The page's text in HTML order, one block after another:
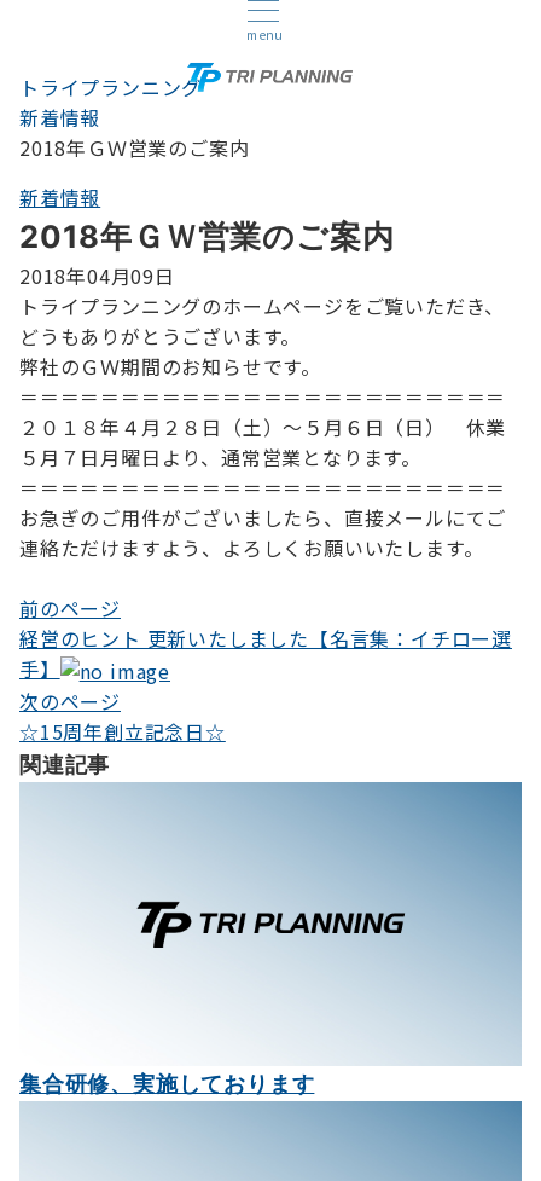
menu
トライプランニング
新着情報
2018年ＧＷ営業のご案内
新着情報
2018年ＧＷ営業のご案内
2018年04月09日
トライプランニングのホームページをご覧いただき、
どうもありがとうございます。
弊社のＧＷ期間のお知らせです。
＝＝＝＝＝＝＝＝＝＝＝＝＝＝＝＝＝＝＝＝＝＝＝＝
２０１８年４月２８日（土）～５月６日（日） 休業
５月７日月曜日より、通常営業となります。
＝＝＝＝＝＝＝＝＝＝＝＝＝＝＝＝＝＝＝＝＝＝＝＝
お急ぎのご用件がございましたら、直接メールにてご
連絡ただけますよう、よろしくお願いいたします。
投
稿
ナ
ビ
ゲ
前のページ
経営のヒント 更新いたしました【名言集：イチロー選
手】
次のページ
☆15周年創立記念日☆
関連記事
集合研修、実施しております